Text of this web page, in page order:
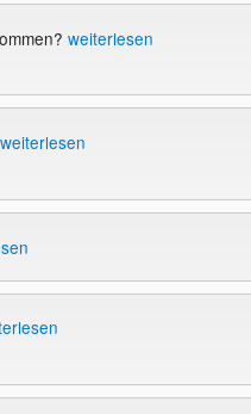
weiterlesen
weiterlesen